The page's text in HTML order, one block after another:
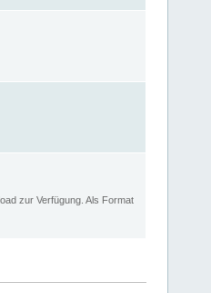
zur Verfügung. Als Format